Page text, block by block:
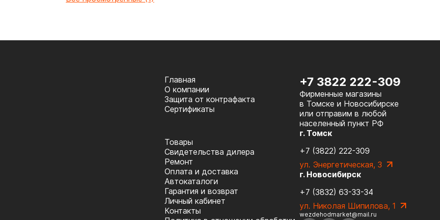
Главная
О компании
Защита от контрафакта
Сертификаты
Товары
Cвидетельства дилера
Ремонт
Оплата и доставка
Автокаталоги
Гарантия и возврат
Личный кабинет
Контакты
+7 3822 222-309
Фирменные магазины
в Томске и Новосибирске
или отправим в любой
населенный пункт РФ
г. Томск
+7 (3822) 222-309
ул. Энергетическая, 3
г. Новосибирск
+7 (3832) 63-33-34
ул. Николая Шипилова, 1
wezdehodmarket@mail.ru